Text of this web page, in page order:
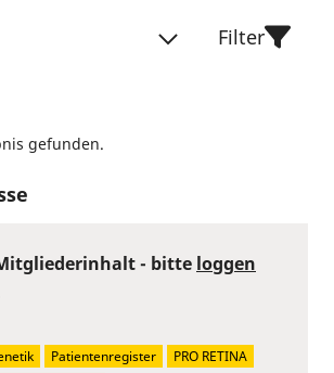
Filter
gefunden.
- bitte loggen
Patientenregister
PRO RETINA